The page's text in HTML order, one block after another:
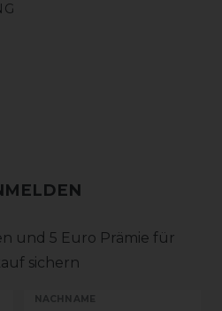
und 5 Euro Prämie für
sichern
NACHNAME